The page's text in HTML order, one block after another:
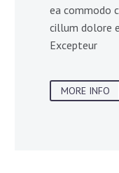
ea commodo
cillum dolore
Excepteur
MORE INFO